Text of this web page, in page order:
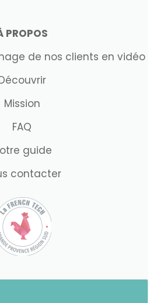
PROPOS
de nos clients en vidéo
Mission
FAQ
guide
contacter